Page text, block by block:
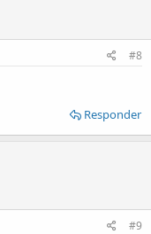
#8
Responder
#9